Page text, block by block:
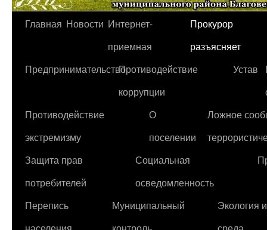
Перейти
содержимому
Главная Новости Интернет-
приемная
Прокурор
разъясняет
ПредпринимательствоПротиводействие
коррупции
Устав
Противодействие
экстремизму
О
поселении
Ложное
Защита прав
потребителей
Социальная
осведомленность
Перепись
Муниципальный
Экология